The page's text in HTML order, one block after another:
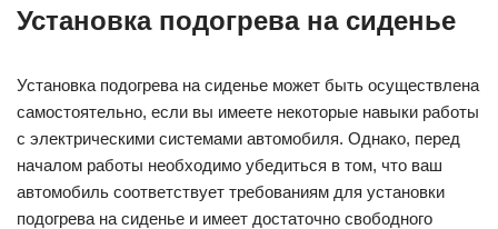
Установка подогрева на сиденье
Установка подогрева на сиденье может быть осуществлена
самостоятельно, если вы имеете некоторые навыки работы
с электрическими системами автомобиля. Однако, перед
началом работы необходимо убедиться в том, что ваш
автомобиль соответствует требованиям для установки
подогрева на сиденье и имеет достаточно свободного